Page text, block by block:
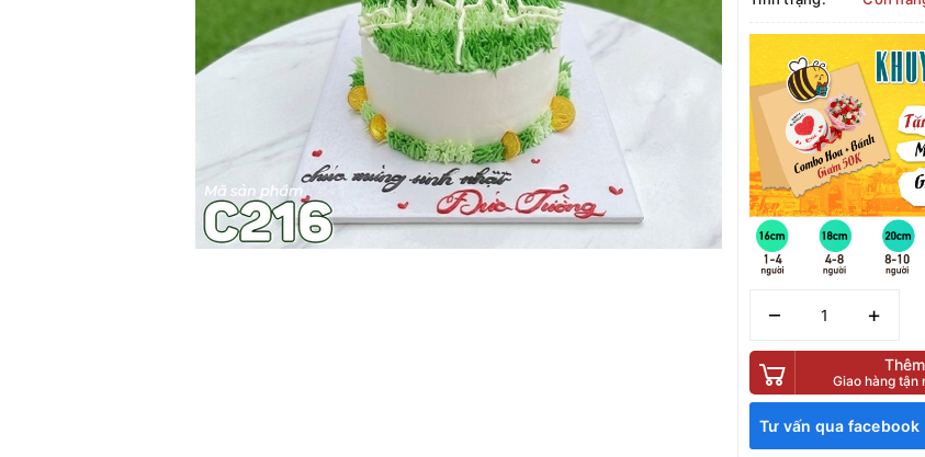
– +
Giao hàng tận
Tư vấn qua facebook